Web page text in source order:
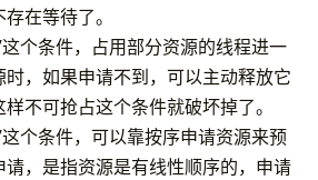
在等待了。
这个条件，占用部分资源的线程进一
时，如果申请不到，可以主动释放它
不可抢占这个条件就破坏掉了。
这个条件，可以靠按序申请资源来预
请，是指资源是有线性顺序的，申请